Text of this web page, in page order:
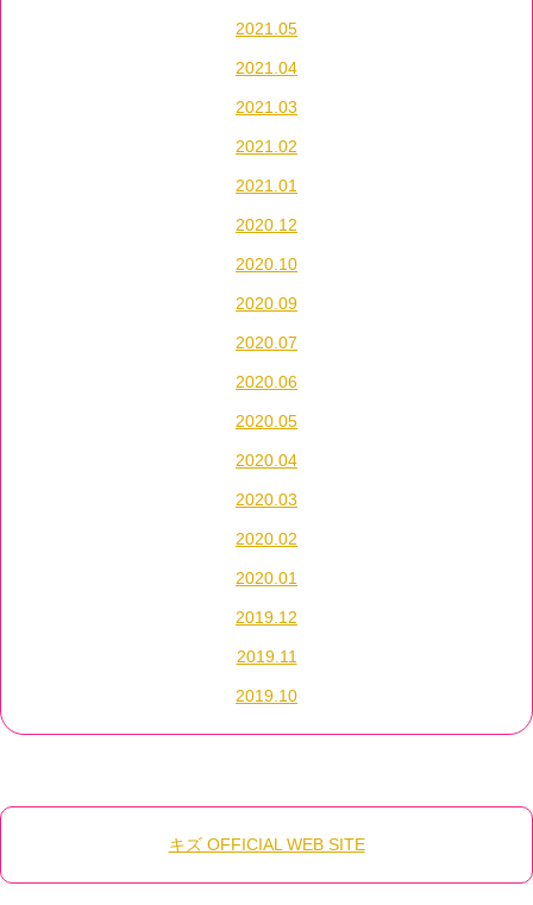
2021.05
2021.04
2021.03
2021.02
2021.01
2020.12
2020.10
2020.09
2020.07
2020.06
2020.05
2020.04
2020.03
2020.02
2020.01
2019.12
2019.11
2019.10
キズ OFFICIAL WEB SITE